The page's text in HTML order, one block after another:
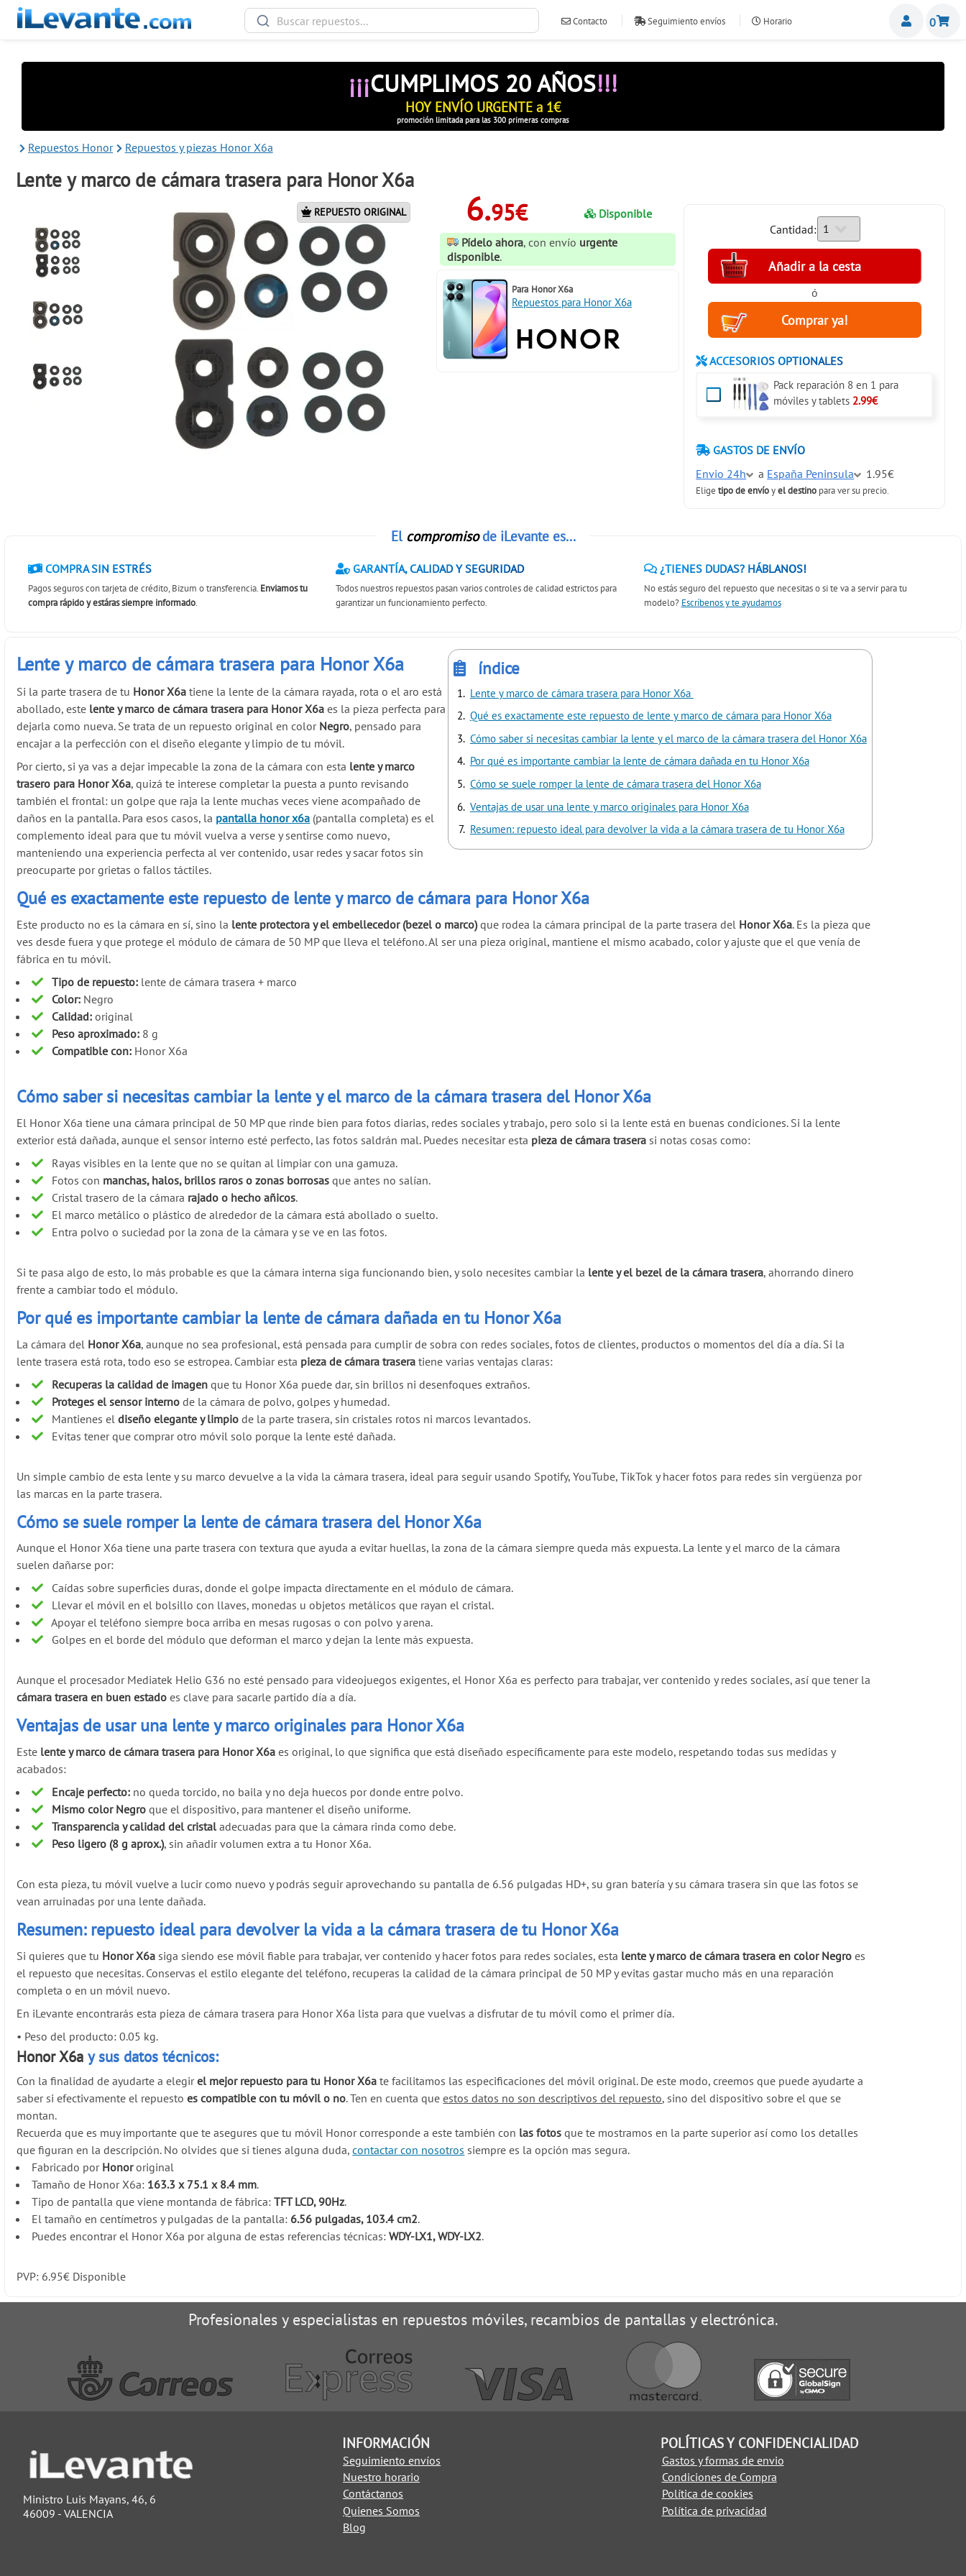
Contacto Seguimiento envíos Horario
ventas@ilevante.com
0
¡¡¡CUMPLIMOS 20 AÑOS!!!
HOY ENVÍO URGENTE a 1€
promoción limitada para las 300 primeras compras
Repuestos Honor Repuestos y piezas Honor X6a
Lente y marco de cámara trasera para Honor X6a
REPUESTO ORIGINAL 6.95€
Disponible
Pídelo ahora, con envío urgente
disponible.
Para Honor X6a
Repuestos para Honor X6a
Cantidad:
ó
ACCESORIOS OPTIONALES
Pack reparación 8 en 1 para
móviles y tablets 2.99€
GASTOS DE ENVÍO
Envio 24h
a España Peninsula 1.95€
Eligetipo de envíoyel destino para ver su precio.
El compromisode iLevante es...
COMPRA SIN ESTRÉS
Pagos seguros con tarjeta de crédito, Bizum o transferencia. Enviamos tu
compra rápido y estáras siempre informado.
GARANTÍA, CALIDAD Y SEGURIDAD
Todos nuestros repuestos pasan varios controles de calidad estrictos para
garantizar un funcionamiento perfecto.
¿TIENES DUDAS? HÁBLANOS!
No estás seguro del repuesto que necesitas o si te va a servir para tu
modelo? Escríbenos y te ayudamos
índice
Lente y marco de cámara trasera para Honor X6a
Qué es exactamente este repuesto de lente y marco de cámara para Honor X6a
Cómo saber si necesitas cambiar la lente y el marco de la cámara trasera del Honor X6a
Por qué es importante cambiar la lente de cámara dañada en tu Honor X6a
Cómo se suele romper la lente de cámara trasera del Honor X6a
Ventajas de usar una lente y marco originales para Honor X6a
Resumen: repuesto ideal para devolver la vida a la cámara trasera de tu Honor X6a
Lente y marco de cámara trasera para Honor X6a
Si la parte trasera de tu Honor X6a tiene la lente de la cámara rayada, rota o el aro está
abollado, este lente y marco de cámara trasera para Honor X6a es la pieza perfecta para
dejarla como nueva. Se trata de un repuesto original en color Negro, pensado para
encajar a la perfección con el diseño elegante y limpio de tu móvil.
Por cierto, si ya vas a dejar impecable la zona de la cámara con esta lente y marco
trasero para Honor X6a, quizá te interese completar la puesta a punto revisando
también el frontal: un golpe que raja la lente muchas veces viene acompañado de
daños en la pantalla. Para esos casos, la pantalla honor x6a (pantalla completa) es el
complemento ideal para que tu móvil vuelva a verse y sentirse como nuevo,
manteniendo una experiencia perfecta al ver contenido, usar redes y sacar fotos sin
preocuparte por grietas o fallos táctiles.
Qué es exactamente este repuesto de lente y marco de cámara para Honor X6a
Este producto no es la cámara en sí, sino la lente protectora y el embellecedor (bezel o marco)que rodea la cámara principal de la parte trasera del Honor X6a. Es la pieza que
ves desde fuera y que protege el módulo de cámara de 50 MP que lleva el teléfono. Al ser una pieza original, mantiene el mismo acabado, color y ajuste que el que venía de
fábrica en tu móvil.
Tipo de repuesto: lente de cámara trasera + marco
Color: Negro
Calidad: original
Peso aproximado: 8 g
Compatible con: Honor X6a
Cómo saber si necesitas cambiar la lente y el marco de la cámara trasera del Honor X6a
El Honor X6a tiene una cámara principal de 50 MP que rinde bien para fotos diarias, redes sociales y trabajo, pero solo si la lente está en buenas condiciones. Si la lente
exterior está dañada, aunque el sensor interno esté perfecto, las fotos saldrán mal. Puedes necesitar esta pieza de cámara trasera si notas cosas como:
Rayas visibles en la lente que no se quitan al limpiar con una gamuza.
Fotos con manchas, halos, brillos raros o zonas borrosas que antes no salían.
Cristal trasero de la cámara rajado o hecho añicos.
El marco metálico o plástico de alrededor de la cámara está abollado o suelto.
Entra polvo o suciedad por la zona de la cámara y se ve en las fotos.
Si te pasa algo de esto, lo más probable es que la cámara interna siga funcionando bien, y solo necesites cambiar la lente y el bezel de la cámara trasera, ahorrando dinero
frente a cambiar todo el módulo.
Por qué es importante cambiar la lente de cámara dañada en tu Honor X6a
La cámara del Honor X6a, aunque no sea profesional, está pensada para cumplir de sobra con redes sociales, fotos de clientes, productos o momentos del día a día. Si la
lente trasera está rota, todo eso se estropea. Cambiar esta pieza de cámara trasera tiene varias ventajas claras:
Recuperas la calidad de imagen que tu Honor X6a puede dar, sin brillos ni desenfoques extraños.
Proteges el sensor interno de la cámara de polvo, golpes y humedad.
Mantienes eldiseño elegante y limpio de la parte trasera, sin cristales rotos ni marcos levantados.
Evitas tener que comprar otro móvil solo porque la lente esté dañada.
Un simple cambio de esta lente y su marco devuelve a la vida la cámara trasera, ideal para seguir usando Spotify, YouTube, TikTok y hacer fotos para redes sin vergüenza por
las marcas en la parte trasera.
Cómo se suele romper la lente de cámara trasera del Honor X6a
Aunque el Honor X6a tiene una parte trasera con textura que ayuda a evitar huellas, la zona de la cámara siempre queda más expuesta. La lente y el marco de la cámara
suelen dañarse por:
Caídas sobre superficies duras, donde el golpe impacta directamente en el módulo de cámara.
Llevar el móvil en el bolsillo con llaves, monedas u objetos metálicos que rayan el cristal.
Apoyar el teléfono siempre boca arriba en mesas rugosas o con polvo y arena.
Golpes en el borde del módulo que deforman el marco y dejan la lente más expuesta.
Aunque el procesador Mediatek Helio G36 no esté pensado para videojuegos exigentes, el Honor X6a es perfecto para trabajar, ver contenido y redes sociales, así que tener la
cámara trasera en buen estado es clave para sacarle partido día a día.
Ventajas de usar una lente y marco originales para Honor X6a
Este lente y marco de cámara trasera para Honor X6a es original, lo que significa que está diseñado específicamente para este modelo, respetando todas sus medidas y
acabados:
Encaje perfecto: no queda torcido, no baila y no deja huecos por donde entre polvo.
Mismo color Negroque el dispositivo, para mantener el diseño uniforme.
Transparencia y calidad del cristal adecuadas para que la cámara rinda como debe.
Peso ligero (8 g aprox.), sin añadir volumen extra a tu Honor X6a.
Con esta pieza, tu móvil vuelve a lucir como nuevo y podrás seguir aprovechando su pantalla de 6.56 pulgadas HD+, su gran batería y su cámara trasera sin que las fotos se
vean arruinadas por una lente dañada.
Resumen: repuesto ideal para devolver la vida a la cámara trasera de tu Honor X6a
Si quieres que tu Honor X6a siga siendo ese móvil fiable para trabajar, ver contenido y hacer fotos para redes sociales, esta lente y marco de cámara trasera en color Negro es
el repuesto que necesitas. Conservas el estilo elegante del teléfono, recuperas la calidad de la cámara principal de 50 MP y evitas gastar mucho más en una reparación
completa o en un móvil nuevo.
En iLevante encontrarás esta pieza de cámara trasera para Honor X6a lista para que vuelvas a disfrutar de tu móvil como el primer día.
• Peso del producto: 0.05 kg.
Honor X6a y sus datos técnicos:
Con la finalidad de ayudarte a elegirel mejor repuesto para tu Honor X6a te facilitamos las especificaciones del móvil original. De este modo, creemos que puede ayudarte a
saber si efectivamente el repuestoes compatible con tu móvil o no. Ten en cuenta queestos datos no son descriptivos del repuesto, sino del dispositivo sobre el que se
montan.
Recuerda que es muy importante que te asegures que tu móvil Honor corresponde a este también con las fotos que te mostramos en la parte superior así como los detalles
que figuran en la descripción. No olvides que si tienes alguna duda,contactar con nosotros siempre es la opción mas segura.
Fabricado por Honororiginal
Tamaño de Honor X6a: 163.3 x 75.1 x 8.4 mm.
Tipo de pantalla que viene montanda de fábrica:TFT LCD, 90Hz.
El tamaño en centímetros y pulgadas de la pantalla: 6.56 pulgadas, 103.4 cm2.
Puedes encontrar el Honor X6a por alguna de estas referencias técnicas:WDY-LX1, WDY-LX2.
PVP: 6.95€ Disponible
Profesionales y especialistas en repuestos móviles, recambios de pantallas y electrónica.
Ministro Luis Mayans, 46, 6
46009 - VALENCIA
INFORMACIÓN
Seguimiento envíos
Nuestro horario
Contáctanos
Quienes Somos
Blog
POLÍTICAS Y CONFIDENCIALIDAD
Gastos y formas de envio
Condiciones de Compra
Política de cookies
Política de privacidad